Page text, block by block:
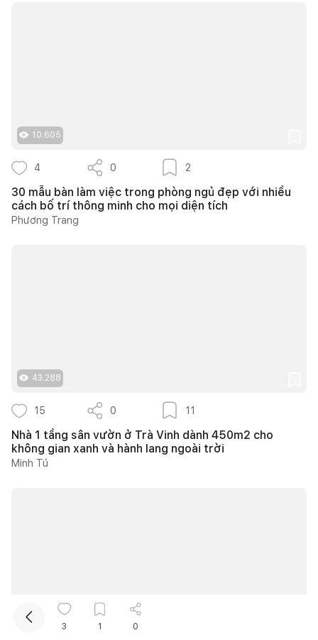
10.605
4 0 2
30 mẫu bàn làm việc trong phòng ngủ đẹp với nhiều
cách bố trí thông minh cho mọi diện tích
Phương Trang
43.288
15 0 11
Nhà 1 tầng sân vườn ở Trà Vinh dành 450m2 cho
không gian xanh và hành lang ngoài trời
Minh Tú
3 1 0